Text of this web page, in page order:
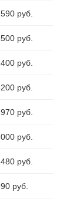
руб.
руб.
руб.
руб.
руб.
руб.
руб.
руб.